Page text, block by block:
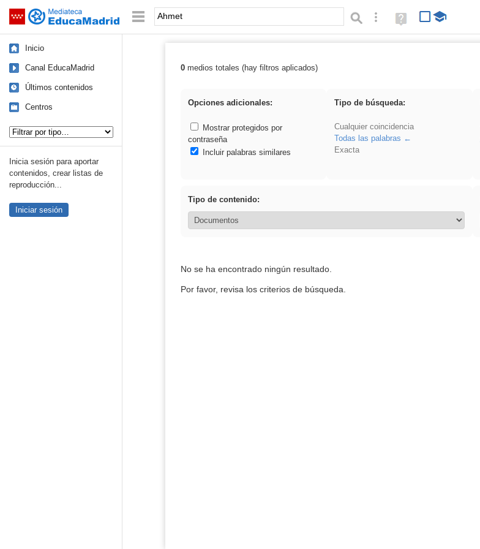
Saltar navegación Palabra o frase: Búsqueda avanzada
Ayuda
(en
Inicio
Canal EducaMadrid
Últimos contenidos
Centros
Inicia sesión para aportar
contenidos, crear listas de
reproducción...
Iniciar sesión
Resultados de: Ahmet
0medios totales (hay filtros aplicados)
Opciones adicionales:
Mostrar protegidos por
contraseña
Incluir palabras similares
Tipo de búsqueda:
Cualquier coincidencia
Todas las palabras
Exacta
Tipo de contenido:
No se ha encontrado ningún resultado.
Por favor, revisa los criterios de búsqueda.